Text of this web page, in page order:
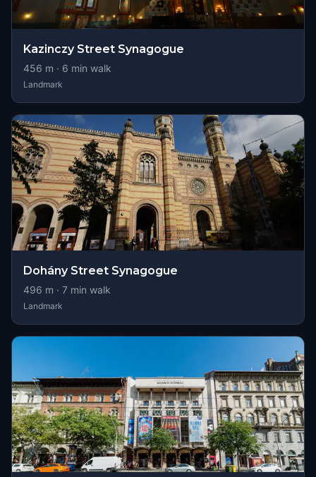
Kazinczy Street Synagogue
456 m · 6 min walk
Landmark
Dohány Street Synagogue
496 m · 7 min walk
Landmark